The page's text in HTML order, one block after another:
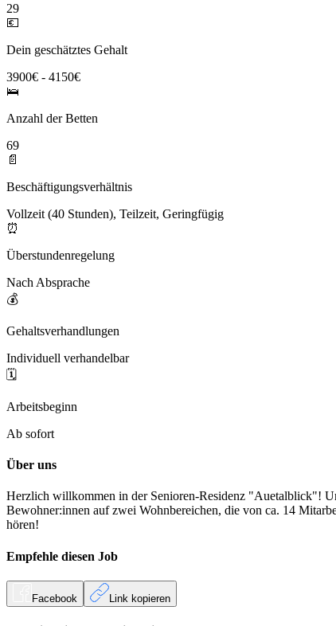
29
💶
Dein geschätztes Gehalt
3900€ - 4150€
🛌
Anzahl der Betten
69
📄
Beschäftigungsverhältnis
Vollzeit (40 Stunden), Teilzeit, Geringfügig
⏰
Überstundenregelung
Nach Absprache
💰
Gehaltsverhandlungen
Individuell verhandelbar
🗓️
Arbeitsbeginn
Ab sofort
Über uns
Herzlich willkommen in der Senioren-Residenz "Auetalblick"!
Bewohner:innen auf zwei Wohnbereichen, die von ca. 14
hören!
Empfehle diesen Job
Facebook Link kopieren